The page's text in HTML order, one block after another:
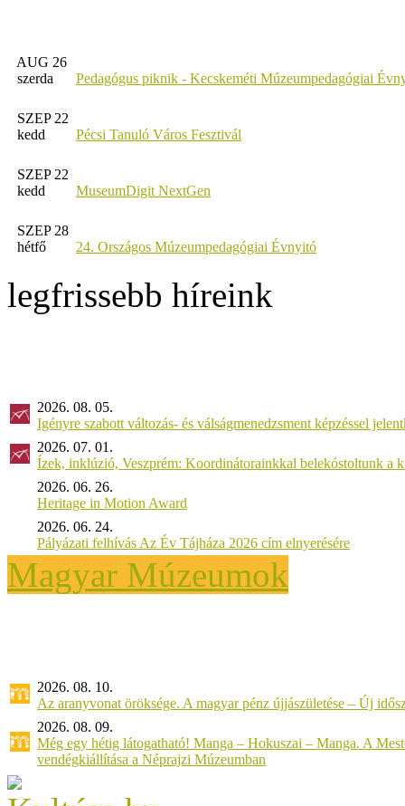
AUG 26
szerda
Pedagógus piknik - Kecskeméti Múzeumpedagógiai
SZEP 22
kedd
Pécsi Tanuló Város Fesztivál
SZEP 22
kedd
MuseumDigit NextGen
SZEP 28
hétfő
24. Országos Múzeumpedagógiai Évnyitó
legfrissebb híreink
2026. 08. 05.
Igényre szabott változás- és válságmenedzsment képzéssel
2026. 07. 01.
Ízek, inklúzió, Veszprém: Koordinátorainkkal belekóstoltunk a
2026. 06. 26.
Heritage in Motion Award
2026. 06. 24.
Pályázati felhívás Az Év Tájháza 2026 cím elnyerésére
Magyar Múzeumok
2026. 08. 10.
Az aranyvonat öröksége. A magyar pénz újjászületése – Új
2026. 08. 09.
Még egy hétig látogatható! Manga – Hokuszai – Manga. A
vendégkiállítása a Néprajzi Múzeumban